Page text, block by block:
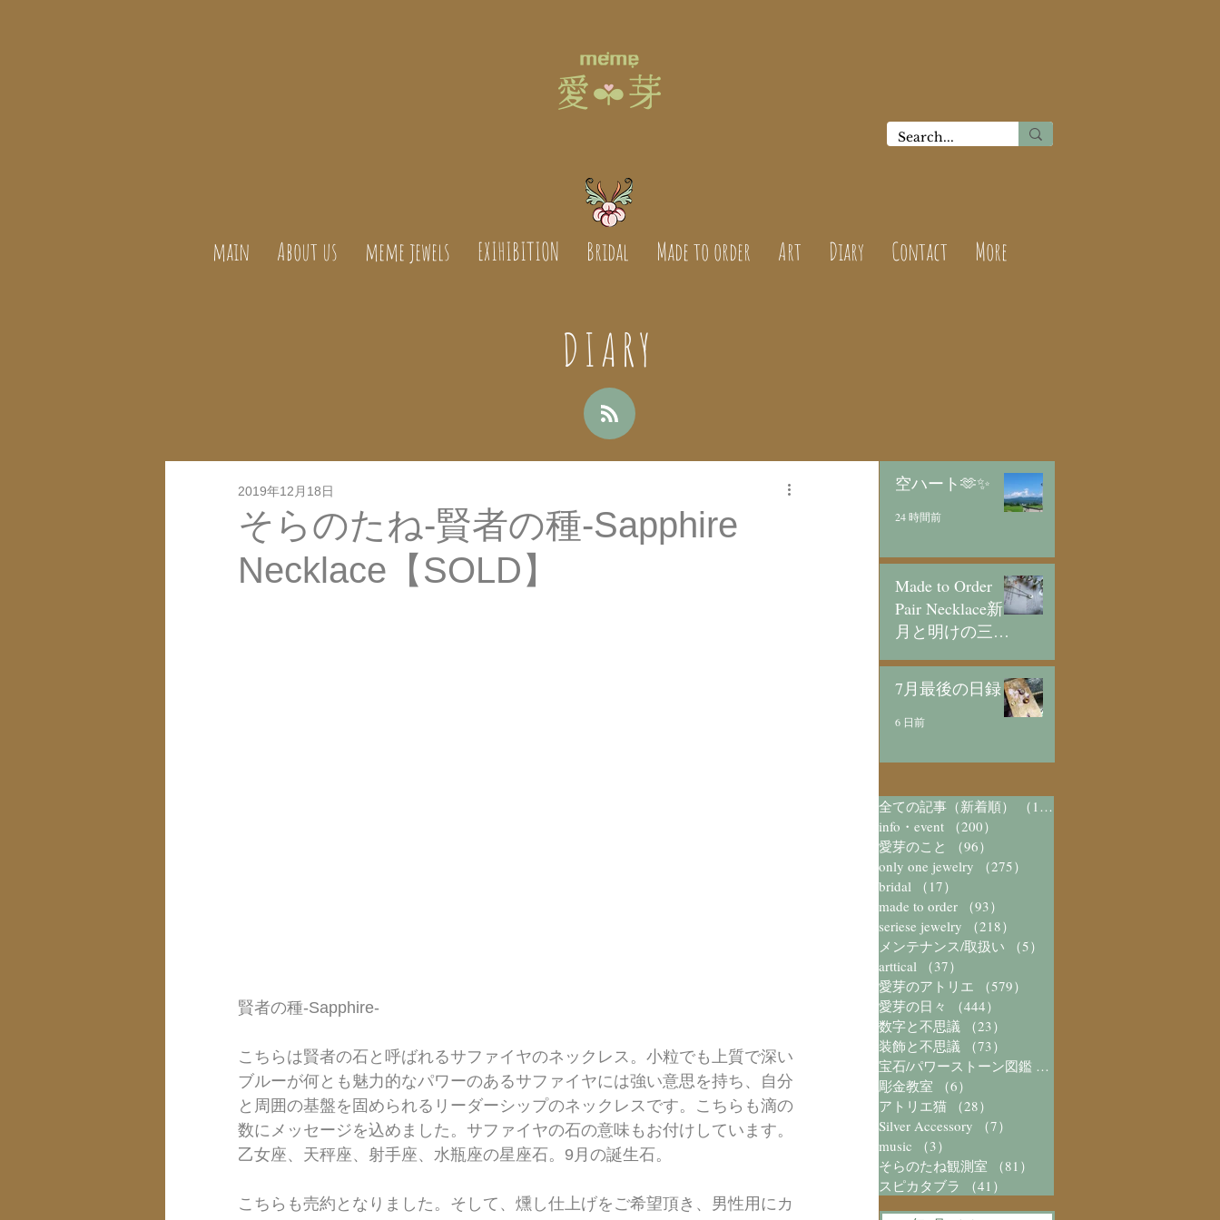
main About us meme jewels EXIHIBITION Bridal Made to order Art Diary Contact More
DIARY
そらのたね-賢者の種-Sapphire
Necklace【SOLD】
2019年12月18日
賢者の種-Sapphire-
こちらは賢者の石と呼ばれるサファイヤのネックレス。小粒でも上質で深い
ブルーが何とも魅力的なパワーのあるサファイヤには強い意思を持ち、自分
と周囲の基盤を固められるリーダーシップのネックレスです。こちらも滴の
数にメッセージを込めました。サファイヤの石の意味もお付けしています。
乙女座、天秤座、射手座、水瓶座の星座石。9月の誕生石。
こちらも売約となりました。そして、燻し仕上げをご希望頂き、男性用にカ
空ハート🫶✨
24 時間前
Made to Order
Pair Necklace新
月と明けの三日
3 日前
7月最後の日録
6 日前
全ての記事（新着順） （1,072）
info・event
（200）
愛芽のこと
（96）
only one jewelry
（275）
bridal
（17）
made to order
（93）
seriese jewelry
（218）
メンテナンス/取扱い
（5）
arttical
（37）
愛芽のアトリエ
（579）
愛芽の日々
（444）
数字と不思議
（23）
装飾と不思議
（73）
宝石/パワーストーン図鑑 （41）
彫金教室
（6）
アトリエ猫
（28）
Silver Accessory
（7）
music
（3）
そらのたね観測室
（81）
スピカタブラ
（41）